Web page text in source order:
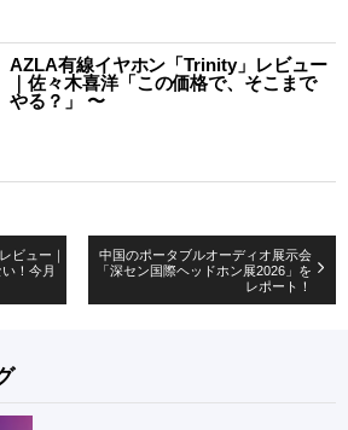
AZLA有線イヤホン「Trinity」レビュー
｜佐々木喜洋「この価格で、そこまで
やる？」 〜
ビュー｜
！今月
中国のポータブルオーディオ展示会
「深セン国際ヘッドホン展2026」を
レポート！